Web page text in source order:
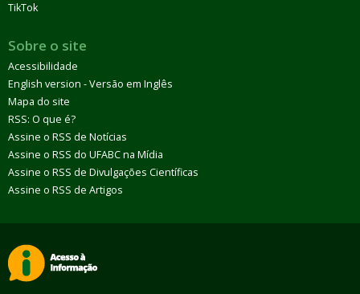
TikTok
Sobre o site
Acessibilidade
English version - Versão em Inglês
Mapa do site
RSS: O que é?
Assine o RSS de Notícias
Assine o RSS do UFABC na Mídia
Assine o RSS de Divulgações Científicas
Assine o RSS de Artigos